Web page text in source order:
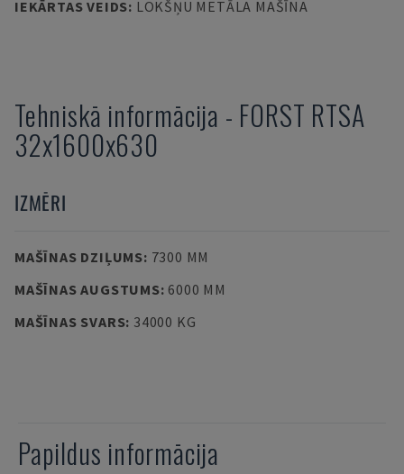
IEKĀRTAS VEIDS: LOKŠŅU METĀLA MAŠĪNA
Tehniskā informācija - FORST RTSA
32x1600x630
IZMĒRI
MAŠĪNAS DZIĻUMS: 7300 MM
MAŠĪNAS AUGSTUMS: 6000 MM
MAŠĪNAS SVARS: 34000 KG
Papildus informācija